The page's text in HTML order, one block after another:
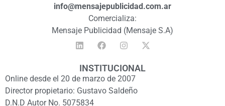
info@mensajepublicidad.com.ar
Comercializa:
Mensaje Publicidad (Mensaje S.A)
INSTITUCIONAL
Online desde el 20 de marzo de 2007
Director propietario: Gustavo Saldeño
D.N.D Autor No. 5075834